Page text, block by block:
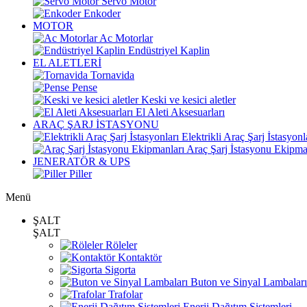
Enkoder
MOTOR
Ac Motorlar
Endüstriyel Kaplin
EL ALETLERİ
Tornavida
Pense
Keski ve kesici aletler
El Aleti Aksesuarları
ARAÇ ŞARJ İSTASYONU
Elektrikli Araç Şarj
Araç Şarj İstasyonu
JENERATÖR & UPS
Piller
Menü
ŞALT
ŞALT
Röleler
Kontaktör
Sigorta
Buton ve Sinyal Lambaları
Trafolar